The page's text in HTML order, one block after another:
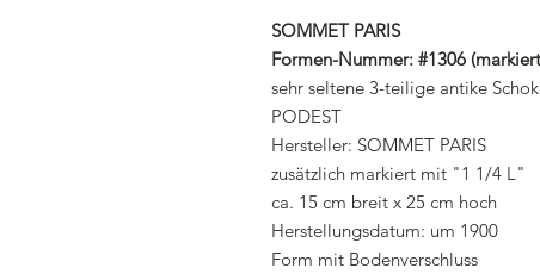
SOMMET PARIS
Formen-Nummer: #1306
sehr seltene 3-teilige antike
PODEST
Hersteller: SOMMET PARIS
zusätzlich markiert mit "1 1/4 L"
ca. 15 cm breit x 25 cm hoch
Herstellungsdatum: um 1900
Form mit Bodenverschluss